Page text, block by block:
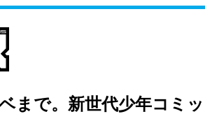
まで。新世代少年コミ